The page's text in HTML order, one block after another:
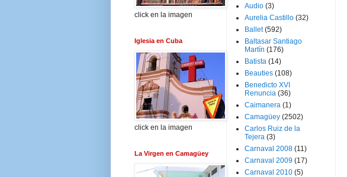
click en la imagen
Iglesia en Cuba
click en la imagen
La Virgen en Camagüey
Audio (3)
Aurelia Castillo (32)
Ballet (592)
Baltasar Santiago
Martín (176)
Batista (14)
Beauties (108)
Benedicto XVI
Renuncia (36)
Caimanera (1)
Camagüey (2502)
Carlos Ruiz de la
Tejera (3)
Carnaval 2008 (11)
Carnaval 2009 (17)
Carnaval 2010 (5)